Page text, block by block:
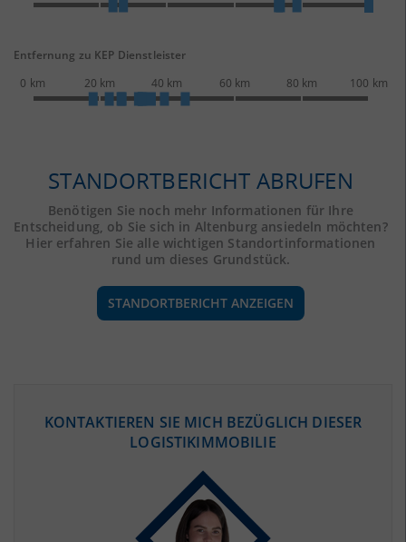
Entfernung zu KEP Dienstleister
0 km
20 km 40 km 60 km 80 km 100 km
STANDORTBERICHT ABRUFEN
Benötigen Sie noch mehr Informationen für Ihre
Entscheidung, ob Sie sich in Altenburg ansiedeln möchten?
Hier erfahren Sie alle wichtigen Standortinformationen
rund um dieses Grundstück.
STANDORTBERICHT ANZEIGEN
(STAND: 12/2019)
KONTAKTIEREN SIE MICH BEZÜGLICH DIESER
LOGISTIKIMMOBILIE